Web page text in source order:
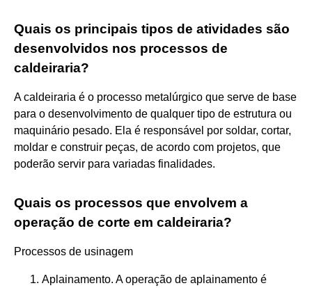
Quais os principais tipos de atividades são
desenvolvidos nos processos de
caldeiraria?
A caldeiraria é o processo metalúrgico que serve de base
para o desenvolvimento de qualquer tipo de estrutura ou
maquinário pesado. Ela é responsável por soldar, cortar,
moldar e construir peças, de acordo com projetos, que
poderão servir para variadas finalidades.
Quais os processos que envolvem a
operação de corte em caldeiraria?
Processos de usinagem
Aplainamento. A operação de aplainamento é